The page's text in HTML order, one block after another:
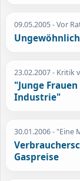
09.05.2005- Vor
23.02.2007- Kritik
"Junge
Industrie"
30.01.2006- "Eine
Gaspreise